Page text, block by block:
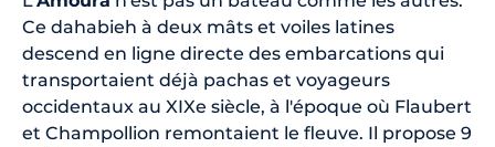
Ce dahabieh à deux mâts et voiles latines
descend en ligne directe des embarcations qui
transportaient déjà pachas et voyageurs
occidentaux au XIXe siècle, à l'époque où Flaubert
et Champollion remontaient le fleuve. Il propose 9